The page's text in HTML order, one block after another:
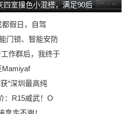
四室撞色小混搭，满足90后
假日，自驾
门锁、智能安防
作群后，我终于
Mamiyaf
“深圳最高纯
：R15威武！O